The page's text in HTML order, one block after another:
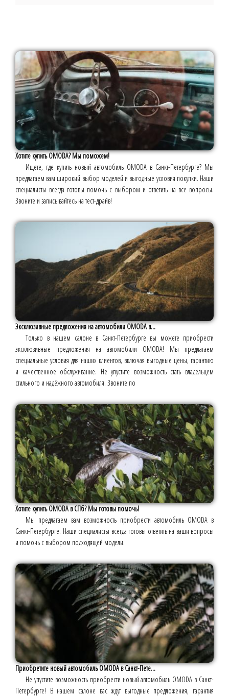
Хотите купить OMODA? Мы поможем!
Ищете, где купить новый автомобиль OMODA в Санкт-Петербурге? Мы
предлагаем вам широкий выбор моделей и выгодные условия покупки. Наши
специалисты всегда готовы помочь с выбором и ответить на все вопросы.
Звоните и записывайтесь на тест-драйв!
Эксклюзивные предложения на автомобили OMODA в...
Только в нашем салоне в Санкт-Петербурге вы можете приобрести
эксклюзивные предложения на автомобили OMODA! Мы предлагаем
специальные условия для наших клиентов, включая выгодные цены, гарантию
и качественное обслуживание. Не упустите возможность стать владельцем
стильного и надёжного автомобиля. Звоните по
Хотите купить OMODA в СПб? Мы готовы помочь!
Мы предлагаем вам возможность приобрести автомобиль OMODA в
Санкт-Петербурге. Наши специалисты всегда готовы ответить на ваши вопросы
и помочь с выбором подходящей модели.
Приобретите новый автомобиль OMODA в Санкт-Пете...
Не упустите возможность приобрести новый автомобиль OMODA в Санкт-
Петербурге! В нашем салоне вас ждут выгодные предложения, гарантия